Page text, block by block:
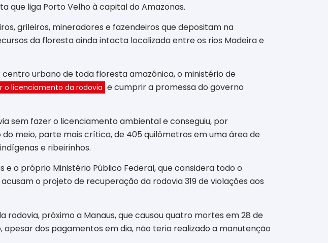
que liga Porto Velho à capital do Amazonas.
grileiros, mineradores e fazendeiros que depositam na
da floresta ainda intacta localizada entre os rios Madeira e
urbano de toda floresta amazônica, o ministério de
o licenciamento da rodovia e cumprir a promessa do governo
sem fazer o licenciamento ambiental e conseguiu, por
meio, parte mais crítica, de 405 quilômetros em uma área de
e ribeirinhos.
o próprio Ministério Público Federal, que considera todo o
o projeto de recuperação da rodovia 319 de violações aos
próximo a Manaus, que causou quatro mortes em 28 de
dos pagamentos em dia, não teria realizado a manutenção